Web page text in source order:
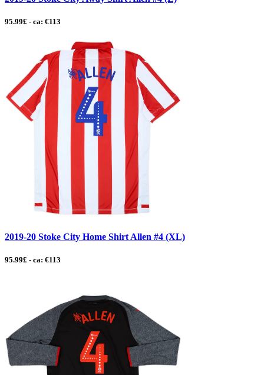
95.99£ - ca: €113
2019-20 Stoke City Home Shirt Allen #4 (XL)
95.99£ - ca: €113